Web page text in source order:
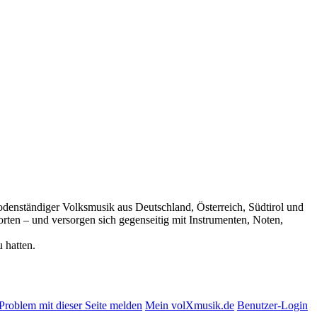
Volksmusik aus Deutschland, Österreich, Südtirol und
– und versorgen sich gegenseitig mit Instrumenten, Noten,
hatten.
mit dieser Seite melden Mein volXmusik.de Benutzer-Login